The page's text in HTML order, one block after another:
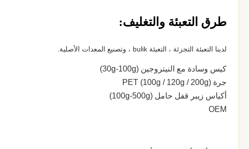
موك 1X20'FCL
موعد التسليم: في غضون 30 يوما (لميناء التحميل: شنغهاي ، الصين)
شروط الدفع: T / T، L / C
عينات: متاح
طرق التعبئة والتغليف:
لدينا التعبئة التجزئة ، التعبئة bulik ، وتصنيع المعدات الأصلية.
كيس وسادة مع النيتروجين (30g-100g)
جرة PET (100g / 120g / 200g)
أكياس زيبر قفل حامل (100g-500g)
OEM